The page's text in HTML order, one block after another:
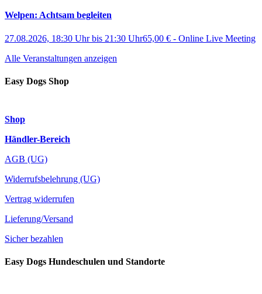
Welpen: Achtsam begleiten
27.08.2026, 18:30 Uhrbis 21:30 Uhr65,00 € - Online Live Meeting
Alle Veranstaltungen anzeigen
Easy Dogs Shop
Shop
Händler-Bereich
AGB (UG)
Widerrufsbelehrung (UG)
Vertrag widerrufen
Lieferung/Versand
Sicher bezahlen
Easy Dogs Hundeschulen und Standorte